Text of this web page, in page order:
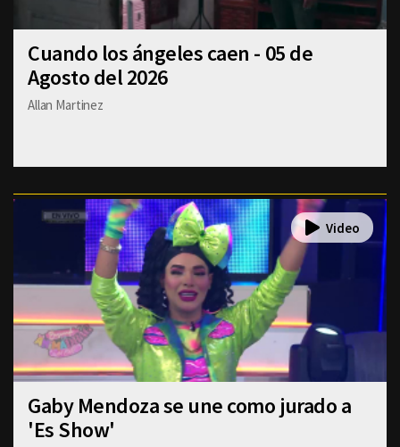
Cuando los ángeles caen - 05 de
Agosto del 2026
Allan Martinez
Gaby Mendoza se une como jurado a
'Es Show'